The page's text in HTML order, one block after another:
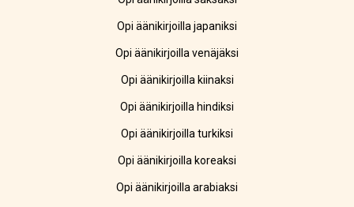
Opi äänikirjoilla japaniksi
Opi äänikirjoilla venäjäksi
Opi äänikirjoilla kiinaksi
Opi äänikirjoilla hindiksi
Opi äänikirjoilla turkiksi
Opi äänikirjoilla koreaksi
Opi äänikirjoilla arabiaksi